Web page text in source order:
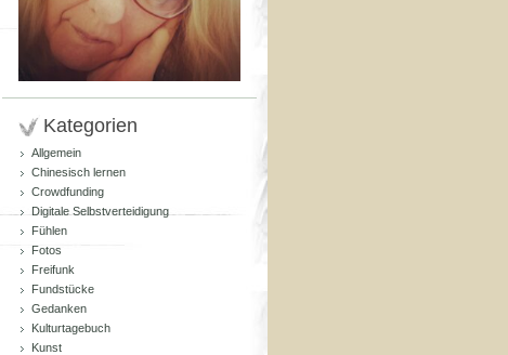
Kategorien
Allgemein
Chinesisch lernen
Crowdfunding
Digitale Selbstverteidigung
Fühlen
Fotos
Freifunk
Fundstücke
Gedanken
Kulturtagebuch
Kunst